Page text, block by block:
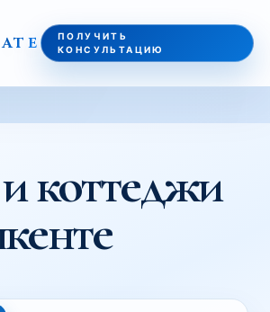
ПОЛУЧИТЬ
КОНСУЛЬТАЦИЮ
В ТАШКЕНТЕ 2026:
коттеджи